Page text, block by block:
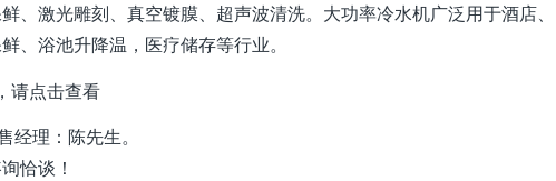
、激光雕刻、真空镀膜、超声波清洗。大功率冷水机广泛用于酒店、
、浴池升降温，医疗储存等行业。
请点击查看
理：陈先生。
恰谈！